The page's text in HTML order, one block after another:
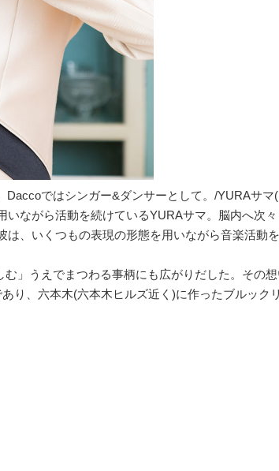
ではシンガー&ダンサーとして。/YURAサマ
ながら活動を続けているYURAサマ。脳内へ次
、いくつもの表現の形態を用いながら音楽活動
」うえでまつわる事柄にも広がりだした。その
り、六本木(六本木ヒルズ近く)に作ったブルック